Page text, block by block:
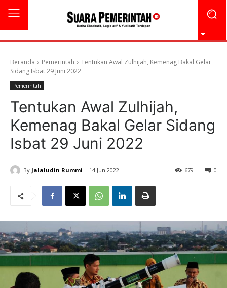
Beranda Pemerintah
Tentukan Awal Zulhijah, Kemenag Bakal Gelar
Sidang Isbat 29 Juni 2022
Pemerintah
Tentukan Awal Zulhijah,
Kemenag Bakal Gelar Sidang
Isbat 29 Juni 2022
By Jalaludin Rummi 14 Jun 2022 0
679